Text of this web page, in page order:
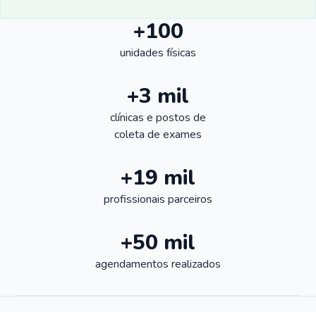
+100
unidades físicas
+3 mil
clínicas e postos de
coleta de exames
+19 mil
profissionais parceiros
+50 mil
agendamentos realizados